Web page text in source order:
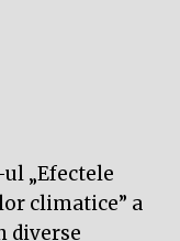
„Efectele
climatice” a
diverse